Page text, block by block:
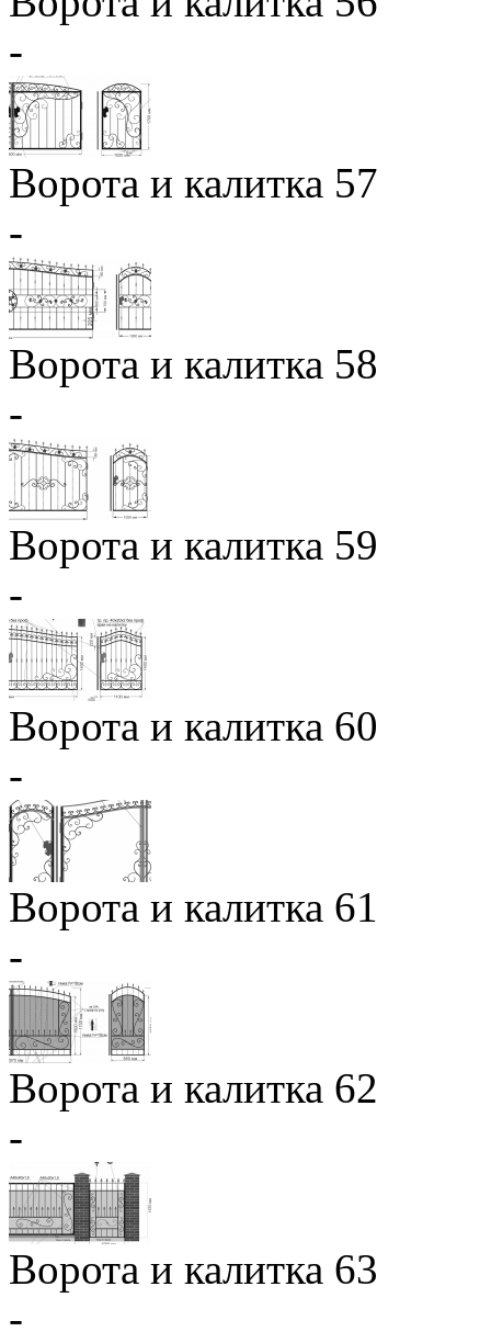
-
Ворота и калитка 57
-
Ворота и калитка 58
-
Ворота и калитка 59
-
Ворота и калитка 60
-
Ворота и калитка 61
-
Ворота и калитка 62
-
Ворота и калитка 63
-